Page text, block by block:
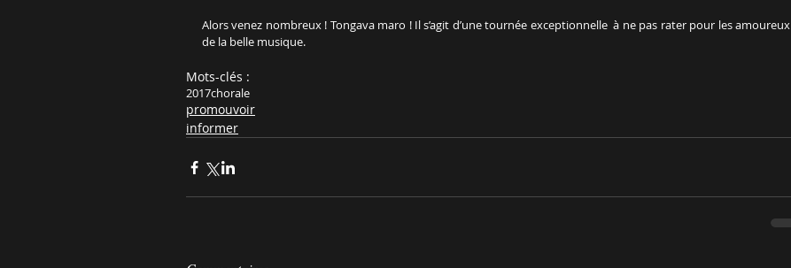
Alors venez nombreux ! Tongava maro ! Il s’agit d’une tournée exceptionnelle  à ne pas rater pour les amoureux
de la belle musique.
Mots-clés :
2017chorale
promouvoir
informer